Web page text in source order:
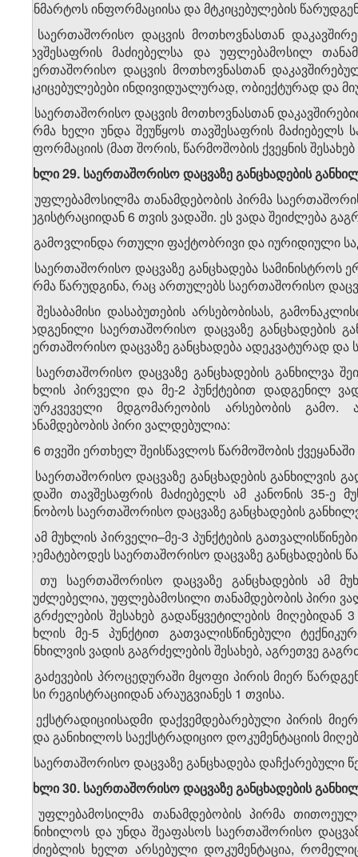
განმარტოს ინფორმაციისა და მტკიცებულების
2. საერთაშორისო დაცვის მოთხოვნასთან
თავშესაფრის მაძიებელსა და უფლებამოსილ
საერთაშორისო დაცვის მოთხოვნასთან
მტკიცებულებები ინდივიდუალურად, ობიექტურად და
3. საერთაშორისო დაცვის მოთხოვნასთან
პირმა ხელი უნდა შეუწყოს თავშესაფრის
ინფორმაციის (მათ შორის, წარმოშობის ქვეყნის
მუხლი 29. საერთაშორისო დაცვაზე განცხადების
1. უფლებამოსილმა თანამდებობის პირმა
რეგისტრაციიდან 6 თვის ვადაში. ეს ვადა შეიძლება
ა) გამოვლინდა რთული ფაქტობრივი და იურიდიული
ბ) საერთაშორისო დაცვაზე განცხადება
პირმა წარუდგინა, რაც ართულებს საერთაშორისო
2. შესაბამისი დასაბუთების არსებობისას,
დადგენილი საერთაშორისო დაცვაზე განცხადების
საერთაშორისო დაცვაზე განცხადება ადეკვატურად
3. საერთაშორისო დაცვაზე განცხადების განხილვა
მუხლის პირველი და მე-2 პუნქტებით დადგენილ
გაურკვეველი მდგომარეობის არსებობის
თანამდებობის პირი ვალდებულია:
ა) 6 თვეში ერთხელ შეისწავლოს წარმოშობის
ბ) საერთაშორისო დაცვაზე განცხადების განხილვის
ვადაში თავშესაფრის მაძიებელს ამ კანონის 35-ე
აცნობოს საერთაშორისო დაცვაზე განცხადების
4. ამ მუხლის პირველი–მე-3 პუნქტების
აღემატებოდეს საერთაშორისო დაცვაზე განცხადების
5. თუ საერთაშორისო დაცვაზე განცხადების ამ
შეუძლებელია, უფლებამოსილი თანამდებობის პირი
გაგრძელების შესახებ გადაწყვეტილების
მუხლის მე-5 პუნქტით გათვალისწინებული
განხილვის ვადის გაგრძელების შესახებ, აგრეთვე
6. გაძევების პროცედურაში მყოფი პირის მიერ
მისი რეგისტრაციიდან არაუგვიანეს 1 თვისა.
7. ექსტრადიციისადმი დაქვემდებარებული პირის
უნდა განიხილოს საექსტრადიციო დოკუმენტაციის
8. საერთაშორისო დაცვაზე განცხადება დაჩქარებული
მუხლი 30. საერთაშორისო დაცვაზე განცხადების
1. უფლებამოსილმა თანამდებობის პირმა
განიხილოს და უნდა შეაფასოს საერთაშორისო
მაძიებლის ხელთ არსებული დოკუმენტაცია,